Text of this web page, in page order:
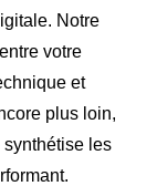
Notre
votre
et
plus loin,
synthétise les